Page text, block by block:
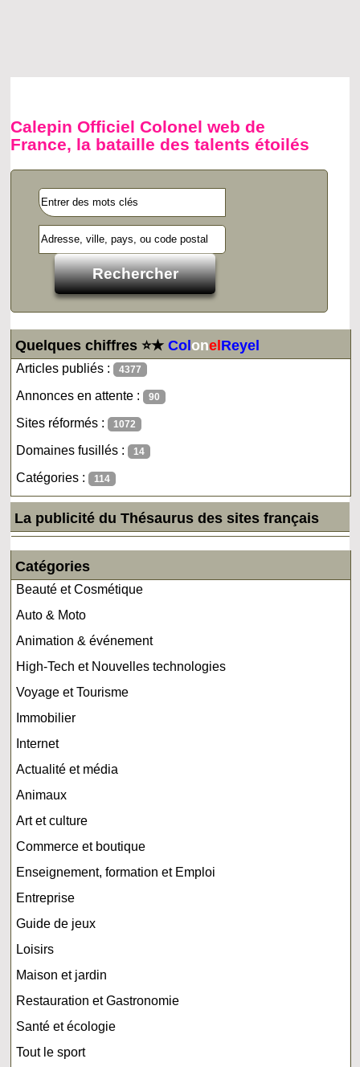
Calepin Officiel Colonel web de
France, la bataille des talents étoilés
Quelques chiffres ⭐★ColonelReyel
Articles publiés : 4377
Annonces en attente : 90
Sites réformés : 1072
Domaines fusillés : 14
Catégories : 114
La publicité du Thésaurus des sites français
Catégories
Beauté et Cosmétique
Auto & Moto
Animation & événement
High-Tech et Nouvelles technologies
Voyage et Tourisme
Immobilier
Internet
Actualité et média
Animaux
Art et culture
Commerce et boutique
Enseignement, formation et Emploi
Entreprise
Guide de jeux
Loisirs
Maison et jardin
Restauration et Gastronomie
Santé et écologie
Tout le sport